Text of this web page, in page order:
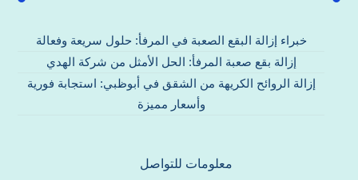
خبراء إزالة البقع الصعبة في المرفأ: حلول سريعة وفعالة
إزالة بقع صعبة المرفأ: الحل الأمثل من شركة الهدي
إزالة الروائح الكريهة من الشقق في أبوظبي: استجابة فورية
وأسعار مميزة
معلومات للتواصل